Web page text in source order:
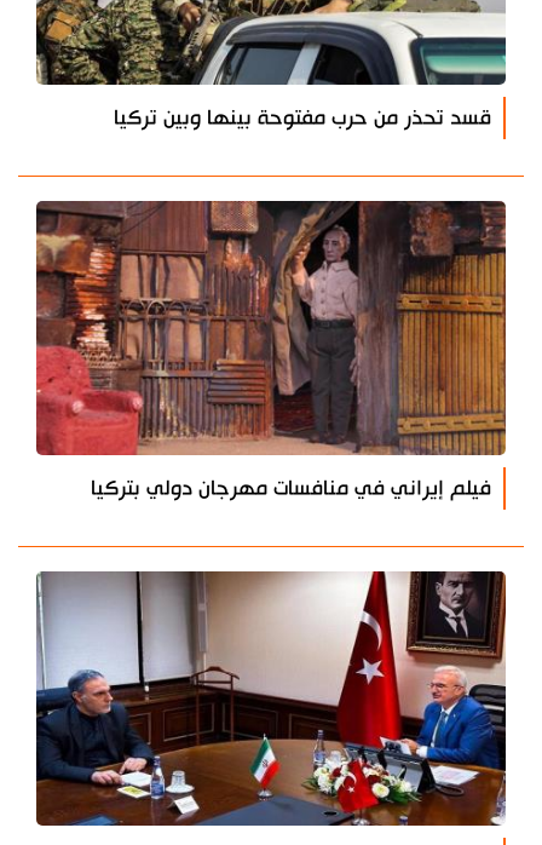
قسد تحذر من حرب مفتوحة بينها وبين تركيا
فيلم إيراني في منافسات مهرجان دولي بتركيا